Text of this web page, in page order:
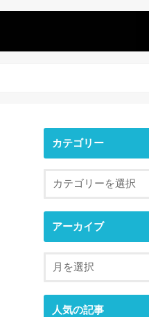
カテゴリー
アーカイブ
人気の記事